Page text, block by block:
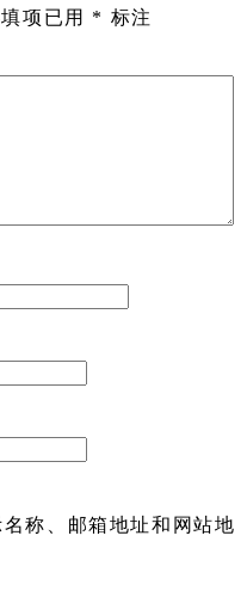
项已用 * 标注
称、邮箱地址和网站地